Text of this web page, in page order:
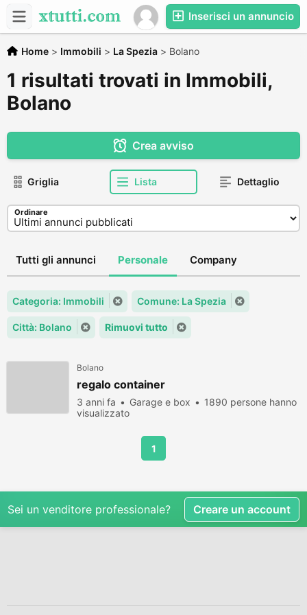
Inserisci un annuncio
Home > Immobili > La Spezia > Bolano
1 risultati trovati in Immobili,
Bolano
Crea avviso
Griglia Lista Dettaglio
Ordinare
Tutti gli annunci Personale Company
Categoria: Immobili Comune: La Spezia
Città: Bolano Rimuovi tutto
Bolano
regalo container
3 anni fa Garage e box
1890 persone hanno
visualizzato
1
Sei un venditore professionale? Creare un account